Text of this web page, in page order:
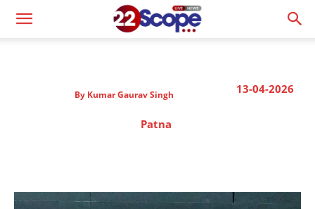
13-04-2026
By Kumar Gaurav Singh
Patna